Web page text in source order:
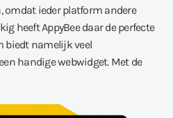
omdat ieder platform andere
heeft AppyBee daar de perfecte
biedt namelijk veel
handige webwidget. Met de